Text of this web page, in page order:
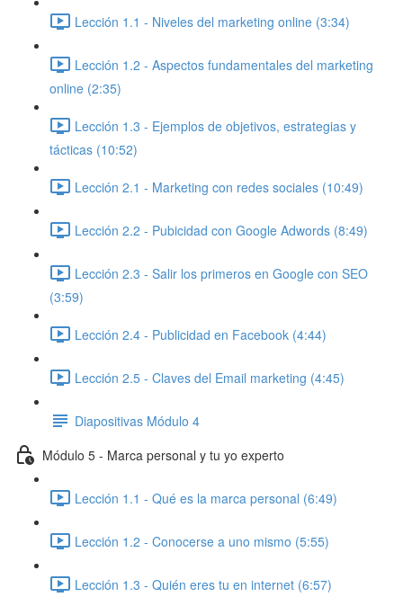
Lección 1.1 - Niveles del marketing online (3:34)
Lección 1.2 - Aspectos fundamentales del marketing
online (2:35)
Lección 1.3 - Ejemplos de objetivos, estrategias y
tácticas (10:52)
Lección 2.1 - Marketing con redes sociales (10:49)
Lección 2.2 - Pubicidad con Google Adwords (8:49)
Lección 2.3 - Salir los primeros en Google con SEO
(3:59)
Lección 2.4 - Publicidad en Facebook (4:44)
Lección 2.5 - Claves del Email marketing (4:45)
Diapositivas Módulo 4
Módulo 5 - Marca personal y tu yo experto
Lección 1.1 - Qué es la marca personal (6:49)
Lección 1.2 - Conocerse a uno mismo (5:55)
Lección 1.3 - Quién eres tu en internet (6:57)